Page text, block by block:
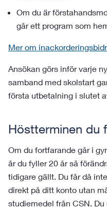
Om du är
går ett program som
Mer om
Ansökan görs inför varje
samband med skolstart
första utbetalning i slutet
Höstterminen du
Om du fortfarande går i
år du fyller 20 år så
tidigare gällt. Du får då
direkt på ditt konto utan
studiemedel från CSN.